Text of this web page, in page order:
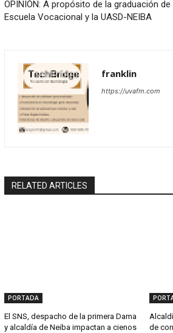
OPINIÓN: A propósito de la graduación de
Escuela Vocacional y la UASD-NEIBA
franklin
https://uvafm.com
RELATED ARTICLES
PORTADA
El SNS, despacho de la primera Dama
y alcaldía de Neiba impactan a cienos
de